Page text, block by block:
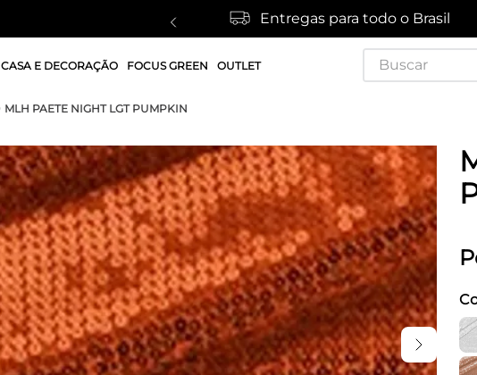
Entregas para todo o Brasil
CASA E DECORAÇÃO FOCUS GREEN OUTLET
Buscar
MLH PAETE NIGHT LGT PUMPKIN